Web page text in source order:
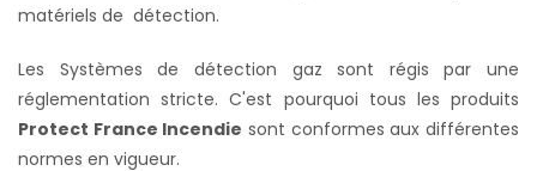
matériels de détection.
Les Systèmes de détection gaz sont régis par une
réglementation stricte. C'est pourquoi tous les produits
Protect France Incendie sont conformes aux différentes
normes en vigueur.